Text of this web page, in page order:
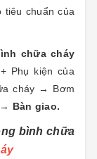
tiêu chuẩn của
chữa cháy
Phụ kiện của
cháy → Bơm
Bàn giao.
bình chữa